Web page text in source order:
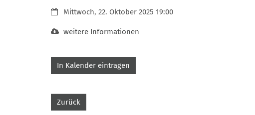
Datum:Mittwoch, 22. Oktober 2025 19:00
weitere Informationen
In Kalender eintragen
Zurück